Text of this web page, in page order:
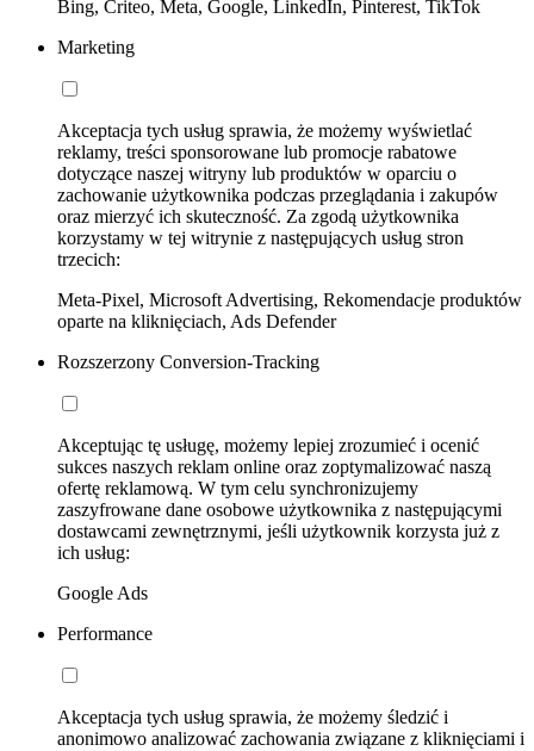
Bing, Criteo, Meta, Google, LinkedIn, Pinterest, TikTok
Marketing
Akceptacja tych usług sprawia, że możemy wyświetlać
reklamy, treści sponsorowane lub promocje rabatowe
dotyczące naszej witryny lub produktów w oparciu o
zachowanie użytkownika podczas przeglądania i zakupów
oraz mierzyć ich skuteczność. Za zgodą użytkownika
korzystamy w tej witrynie z następujących usług stron
trzecich:
Meta-Pixel, Microsoft Advertising, Rekomendacje produktów
oparte na kliknięciach, Ads Defender
Rozszerzony Conversion-Tracking
Akceptując tę usługę, możemy lepiej zrozumieć i ocenić
sukces naszych reklam online oraz zoptymalizować naszą
ofertę reklamową. W tym celu synchronizujemy
zaszyfrowane dane osobowe użytkownika z następującymi
dostawcami zewnętrznymi, jeśli użytkownik korzysta już z
ich usług:
Google Ads
Performance
Akceptacja tych usług sprawia, że możemy śledzić i
anonimowo analizować zachowania związane z kliknięciami i